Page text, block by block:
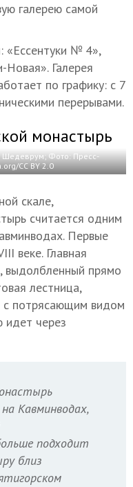
галерею самой
«Ессентуки № 4»,
Новая». Галерея
по графику: с 7
перерывами.
монастырь
Шедеврум; Фото: Пресс-
CC BY 2.0
скале,
считается одним
Первые
веке. Главная
выдолбленный прямо
лестница,
потрясающим видом
идет через
Кавминводах,
подходит
близ